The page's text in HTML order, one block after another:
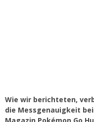
Wie wir berichteten,
die Messgenauigkeit